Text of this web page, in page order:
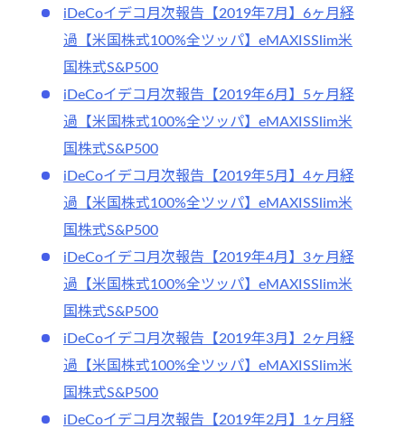
iDeCoイデコ月次報告【2019年7月】6ヶ月経
過【米国株式100%全ツッパ】eMAXISSlim米
国株式S&P500
iDeCoイデコ月次報告【2019年6月】5ヶ月経
過【米国株式100%全ツッパ】eMAXISSlim米
国株式S&P500
iDeCoイデコ月次報告【2019年5月】4ヶ月経
過【米国株式100%全ツッパ】eMAXISSlim米
国株式S&P500
iDeCoイデコ月次報告【2019年4月】3ヶ月経
過【米国株式100%全ツッパ】eMAXISSlim米
国株式S&P500
iDeCoイデコ月次報告【2019年3月】2ヶ月経
過【米国株式100%全ツッパ】eMAXISSlim米
国株式S&P500
iDeCoイデコ月次報告【2019年2月】1ヶ月経